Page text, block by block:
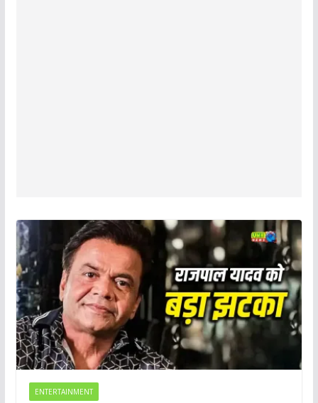
ENTERTAINMENT